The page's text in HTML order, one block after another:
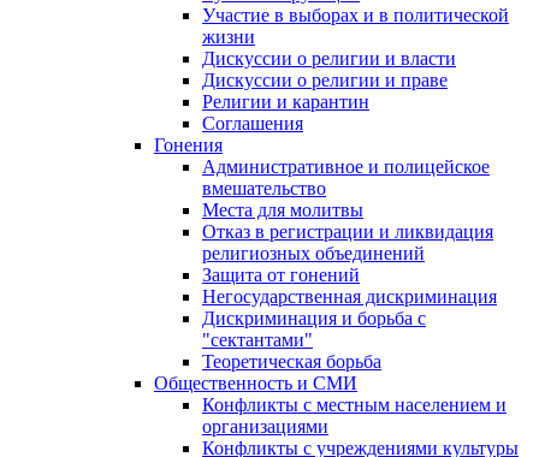
Участие в выборах и в политической
жизни
Дискуссии о религии и власти
Дискуссии о религии и праве
Религии и карантин
Соглашения
Гонения
Административное и полицейское
вмешательство
Места для молитвы
Отказ в регистрации и ликвидация
религиозных объединений
Защита от гонений
Негосударственная дискриминация
Дискриминация и борьба с
"сектантами"
Теоретическая борьба
Общественность и СМИ
Конфликты с местным населением и
организациями
Конфликты с учреждениями культуры